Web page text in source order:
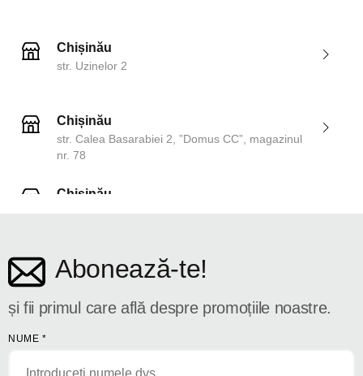
Chișinău
str. Uzinelor 2
Chișinău
str. Calea Basarabiei 2, ”Domus CC”, magazinul
nr. 78
Chișinău
Abonează-te!
și fii primul care află despre promoțiile noastre.
NUME *